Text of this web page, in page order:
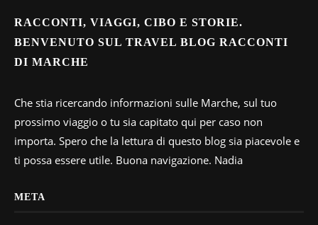
RACCONTI, VIAGGI, CIBO E STORIE.
BENVENUTO SUL TRAVEL BLOG RACCONTI
DI MARCHE
Che stia ricercando informazioni sulle Marche, sul tuo
prossimo viaggio o tu sia capitato qui per caso non
importa. Spero che la lettura di questo blog sia piacevole e
ti possa essere utile. Buona navigazione. Nadia
META